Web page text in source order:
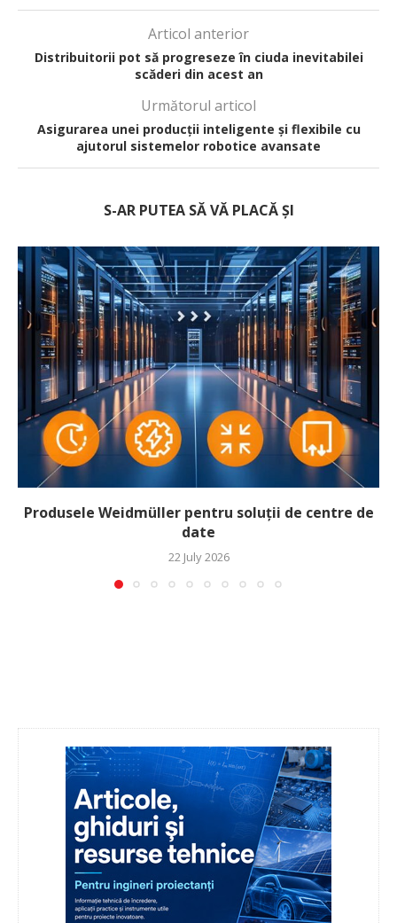
Articol anterior
Distribuitorii pot să progreseze în ciuda inevitabilei
scăderi din acest an
Următorul articol
Asigurarea unei producții inteligente și flexibile cu
ajutorul sistemelor robotice avansate
S-AR PUTEA SĂ VĂ PLACĂ ȘI
Produsele Weidmüller pentru soluții de centre de
date
22 July 2026